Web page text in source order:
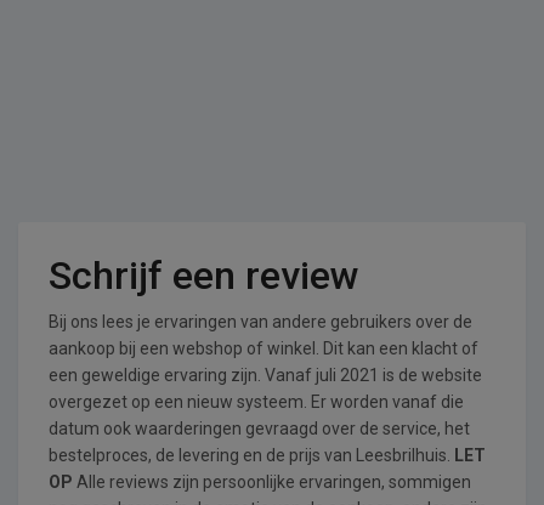
Schrijf een review
Bij ons lees je ervaringen van andere gebruikers over de
aankoop bij een webshop of winkel. Dit kan een klacht of
een geweldige ervaring zijn. Vanaf juli 2021 is de website
overgezet op een nieuw systeem. Er worden vanaf die
datum ook waarderingen gevraagd over de service, het
bestelproces, de levering en de prijs van Leesbrilhuis.
LET
OP Alle reviews zijn persoonlijke ervaringen, sommigen